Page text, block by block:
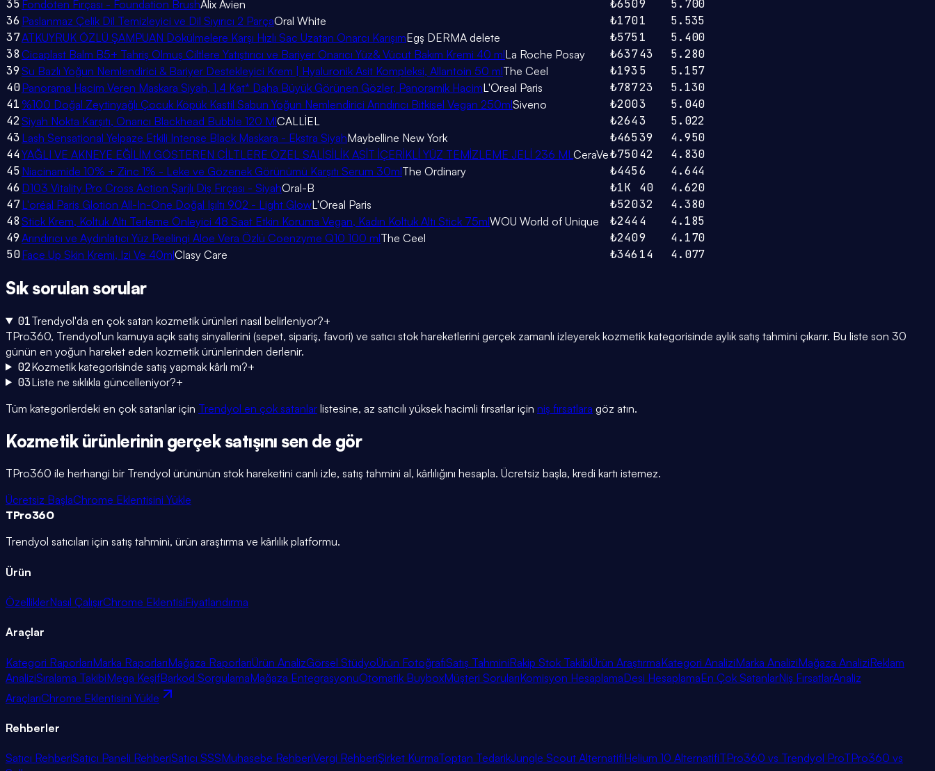
35 Fondöten Fırçası - Foundation BrushAlix Avien ₺6509
5.700
36 Paslanmaz Çelik Dil Temizleyici ve Dil Sıyırıcı 2 ParçaOral White ₺1701
5.535
37ATKUYRUK ÖZLÜ ŞAMPUAN Dökülmelere Karşı Hızlı Sac Uzatan Onarcı KarışımEgş DERMA delete ₺5751
5.400
38 Cicaplast Balm B5+ Tahriş Olmuş Ciltlere Yatıştırıcı ve Bariyer Onarıcı Yüz& Vücut Bakım Kremi 40 mlLa Roche Posay ₺63743
5.280
39 Su Bazlı Yoğun Nemlendirici & Bariyer Destekleyici Krem | Hyaluronik Asit Kompleksi, Allantoin 50 mlThe Ceel ₺1935
5.157
40Panorama Hacim Veren Maskara Siyah, 1.4 Kat* Daha Büyük Görünen Gözler, Panoramik HacimL'Oreal Paris ₺78723
5.130
41 %100 Doğal Zeytinyağlı Çocuk Köpük Kastil Sabun Yoğun Nemlendirici Arındırıcı Bitkisel Vegan 250mlSiveno ₺2003
5.040
42 Siyah Nokta Karşıtı, Onarıcı Blackhead Bubble 120 MlCALLİEL ₺2643
5.022
43 Lash Sensational Yelpaze Etkili Intense Black Maskara - Ekstra SiyahMaybelline New York ₺46539
4.950
44YAĞLI VE AKNEYE EĞİLİM GÖSTEREN CİLTLERE ÖZEL SALİSİLİK ASİT İÇERİKLİ YÜZ TEMİZLEME JELİ 236 ML CeraVe₺75042
4.830
45 Niacinamide 10% + Zinc 1% - Leke ve Gözenek Görünümü Karşıtı Serum 30mlThe Ordinary ₺4456
4.644
46 D103 Vitality Pro Cross Action Şarjlı Diş Fırçası - SiyahOral-B ₺1K 40
4.620
47L'oréal Paris Glotion All-In-One Doğal Işıltı 902 - Light GlowL'Oreal Paris ₺52032
4.380
48 Stick Krem, Koltuk Altı Terleme Önleyici 48 Saat Etkin Koruma Vegan, Kadın Koltuk Altı Stick 75mlWOU World of Unique ₺2444
4.185
49 Arındırıcı ve Aydınlatıcı Yüz Peelingi Aloe Vera Özlü Coenzyme Q10 100 mlThe Ceel ₺2409
4.170
50Face Up Skin Kremi, Izi Ve 40mlClasy Care ₺346 14 4.077
Sık sorulan sorular
01Trendyol'da en çok satan kozmetik ürünleri nasıl belirleniyor?+
TPro360, Trendyol'un kamuya açık satış sinyallerini (sepet, sipariş, favori) ve satıcı stok hareketlerini gerçek zamanlı izleyerek kozmetik kategorisinde aylık satış tahmini çıkarır. Bu liste son 30
günün en yoğun hareket eden kozmetik ürünlerinden derlenir.
02Kozmetik kategorisinde satış yapmak kârlı mı?+
03Liste ne sıklıkla güncelleniyor?+
Tüm kategorilerdeki en çok satanlar için Trendyol en çok satanlar listesine, az satıcılı yüksek hacimli fırsatlar için niş fırsatlara göz atın.
Kozmetikürünlerinin gerçek satışını sen de gör
TPro360 ile herhangi bir Trendyol ürününün stok hareketini canlı izle, satış tahmini al, kârlılığını hesapla. Ücretsiz başla, kredi kartı istemez.
Ücretsiz BaşlaChrome Eklentisini Yükle
TPro360
Trendyol satıcıları için satış tahmini, ürün araştırma ve kârlılık platformu.
Ürün
ÖzelliklerNasıl ÇalışırChrome EklentisiFiyatlandırma
Araçlar
Kategori RaporlarıMarka RaporlarıMağaza RaporlarıÜrün AnalizGörsel StüdyoÜrün FotoğrafıSatış TahminiRakip Stok TakibiÜrün AraştırmaKategori AnaliziMarka AnaliziMağaza AnaliziReklam
AnaliziSıralama TakibiMega KeşifBarkod SorgulamaMağaza EntegrasyonuOtomatik BuyboxMüşteri SorularıKomisyon HesaplamaDesi HesaplamaEn Çok SatanlarNiş FırsatlarAnaliz
AraçlarıChrome Eklentisini Yükle
Rehberler
Satıcı RehberiSatıcı Paneli RehberiSatıcı SSSMuhasebe RehberiVergi RehberiŞirket KurmaToptan TedarikJungle Scout AlternatifiHelium 10 AlternatifiTPro360 vs Trendyol ProTPro360 vs